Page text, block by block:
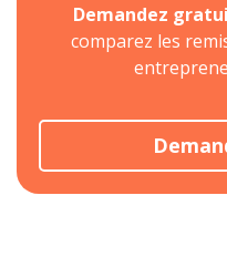
Demandez
comparez les